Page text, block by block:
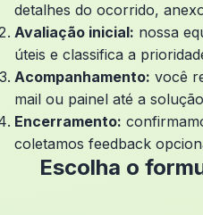
detalhes do ocorrido,
Avaliação inicial: nossa
úteis e classifica a
Acompanhamento: você
mail ou painel até a
Encerramento:
coletamos feedback
Escolha o